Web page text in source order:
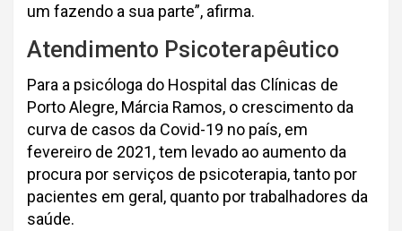
um fazendo a sua parte”, afirma.
Atendimento Psicoterapêutico
Para a psicóloga do Hospital das Clínicas de
Porto Alegre, Márcia Ramos, o crescimento da
curva de casos da Covid-19 no país, em
fevereiro de 2021, tem levado ao aumento da
procura por serviços de psicoterapia, tanto por
pacientes em geral, quanto por trabalhadores da
saúde.